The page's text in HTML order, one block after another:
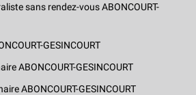
sans rendez-vous ABONCOURT-
GESINCOURT
ABONCOURT-GESINCOURT
ABONCOURT-GESINCOURT